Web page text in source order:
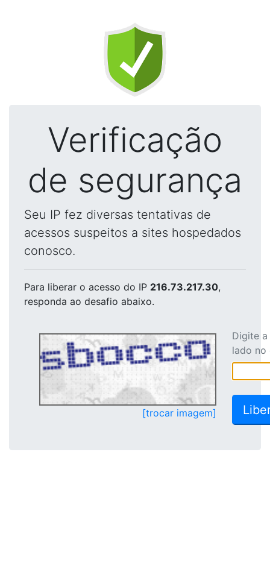
Verificação
de segurança
Seu IP fez diversas tentativas de
acessos suspeitos a sites hospedados
conosco.
Para liberar o acesso do IP 216.73.217.30,
responda ao desafio abaixo.
[trocar imagem]
Digite
lado no